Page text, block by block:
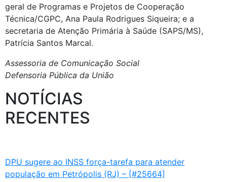
geral de Programas e Projetos de Cooperação
Técnica/CGPC, Ana Paula Rodrigues Siqueira; e a
secretaria de Atenção Primária à Saúde (SAPS/MS),
Patrícia Santos Marcal.
Assessoria de Comunicação Social
Defensoria Pública da União
NOTÍCIAS
RECENTES
DPU sugere ao INSS força-tarefa para atender
população em Petrópolis (RJ) – [#25664]